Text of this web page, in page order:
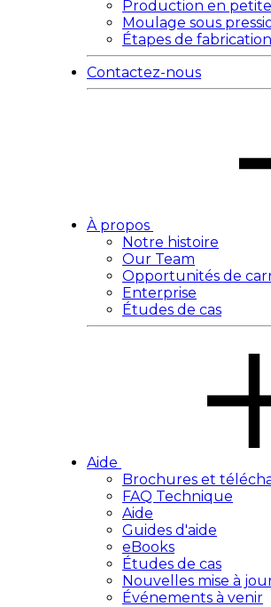
Production en
Moulage sous
Étapes de fabrication
Contactez-nous
À propos
Notre histoire
Our Team
Opportunités de
Enterprise
Études de cas
Aide
Brochures et
FAQ Technique
Aide
Guides d'aide
eBooks
Études de cas
Nouvelles mise à
Événements à venir